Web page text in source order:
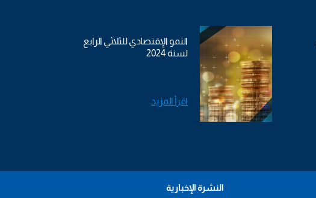
النمو الإقتصادي للثلاثي الرابع
لسنة 2024
اقرأ المزيد
النشرة الإخبارية